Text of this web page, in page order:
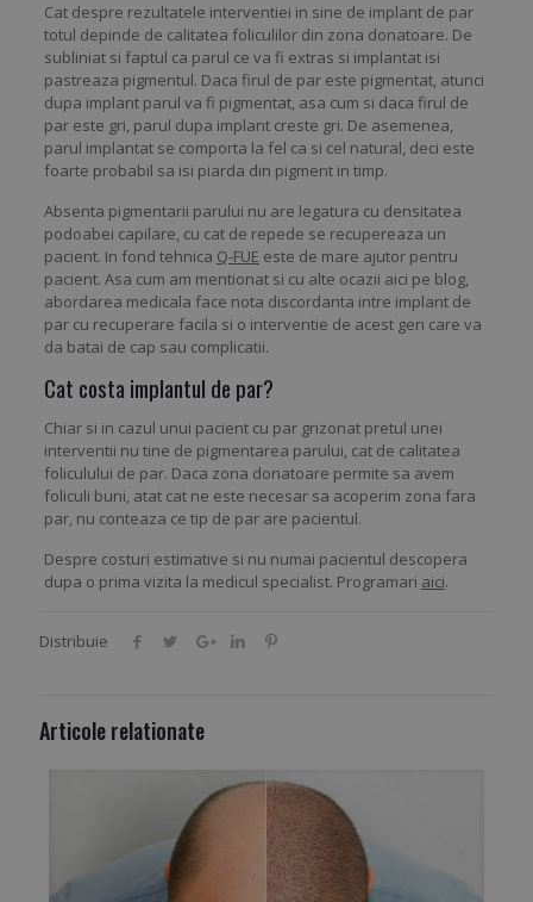
Cat despre rezultatele interventiei in sine de implant de par
totul depinde de calitatea foliculilor din zona donatoare. De
subliniat si faptul ca parul ce va fi extras si implantat isi
pastreaza pigmentul. Daca firul de par este pigmentat, atunci
dupa implant parul va fi pigmentat, asa cum si daca firul de
par este gri, parul dupa implant creste gri. De asemenea,
parul implantat se comporta la fel ca si cel natural, deci este
foarte probabil sa isi piarda din pigment in timp.
Absenta pigmentarii parului nu are legatura cu densitatea
podoabei capilare, cu cat de repede se recupereaza un
pacient. In fond tehnica Q-FUE este de mare ajutor pentru
pacient. Asa cum am mentionat si cu alte ocazii aici pe blog,
abordarea medicala face nota discordanta intre implant de
par cu recuperare facila si o interventie de acest gen care va
da batai de cap sau complicatii.
Cat costa implantul de par?
Chiar si in cazul unui pacient cu par grizonat pretul unei
interventii nu tine de pigmentarea parului, cat de calitatea
foliculului de par. Daca zona donatoare permite sa avem
foliculi buni, atat cat ne este necesar sa acoperim zona fara
par, nu conteaza ce tip de par are pacientul.
Despre costuri estimative si nu numai pacientul descopera
dupa o prima vizita la medicul specialist. Programari aici.
Distribuie
Articole relationate